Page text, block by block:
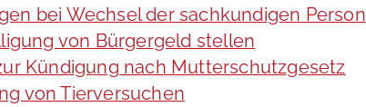
bei Wechsel der sachkundigen Person
von Bürgergeld stellen
Kündigung nach Mutterschutzgesetz
von Tierversuchen